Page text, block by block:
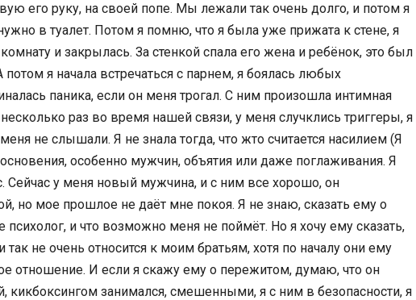
его руку, на своей попе. Мы лежали так очень долго, и потом я
в туалет. Потом я помню, что я была уже прижата к стене, я
и закрылась. За стенкой спала его жена и ребёнок, это был
я начала встречаться с парнем, я боялась любых
паника, если он меня трогал. С ним произошла интимная
раз во время нашей связи, у меня случклись триггеры, я
не слышали. Я не знала тогда, что жто считается насилием (Я
особенно мужчин, объятия или даже поглаживания. Я
Сейчас у меня новый мужчина, и с ним все хорошо, он
но мое прошлое не даёт мне покоя. Я не знаю, сказать ему о
и что возможно меня не поймёт. Но я хочу ему сказать,
не очень относится к моим братьям, хотя по началу они ему
отношение. И если я скажу ему о пережитом, думаю, что он
кикбоксингом занимался, смешенными, я с ним в безопасности, я